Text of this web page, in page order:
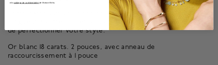
Cette extension de chaîne en or blanc ajoute 2 ou 1 pouces de
longueur à votre collier, vous permettant de personnaliser et
de perfectionner votre style.
Or blanc 18 carats. 2 pouces, avec anneau de
raccourcissement à 1 pouce
à lapolitique de confidentialité de Maison Birks.